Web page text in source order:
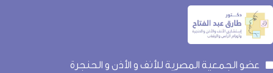
عضو الجمعية المصرية للأنف و الأذن و الحنجرة